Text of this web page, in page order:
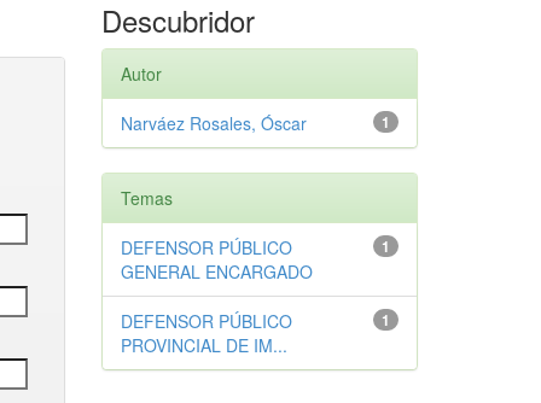
Descubridor
Autor
1
Narváez Rosales, Óscar
Temas
1
DEFENSOR PÚBLICO
GENERAL ENCARGADO
1
DEFENSOR PÚBLICO
PROVINCIAL DE IM...